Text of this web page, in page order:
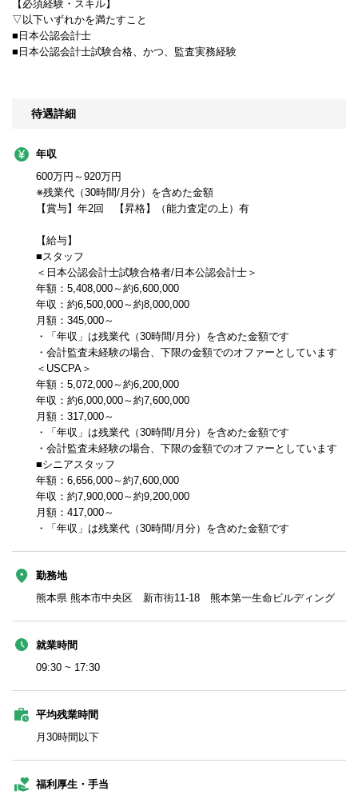
【必須経験・スキル】
▽以下いずれかを満たすこと
■日本公認会計士
■日本公認会計士試験合格、かつ、監査実務経験
待遇詳細
年収
600万円～920万円
※残業代（30時間/月分）を含めた金額
【賞与】年2回 【昇格】（能力査定の上）有
【給与】
■スタッフ
＜日本公認会計士試験合格者/日本公認会計士＞
年額：5,408,000～約6,600,000
年収：約6,500,000～約8,000,000
月額：345,000～
・「年収」は残業代（30時間/月分）を含めた金額です
・会計監査未経験の場合、下限の金額でのオファーとしています
＜USCPA＞
年額：5,072,000～約6,200,000
年収：約6,000,000～約7,600,000
月額：317,000～
・「年収」は残業代（30時間/月分）を含めた金額です
・会計監査未経験の場合、下限の金額でのオファーとしています
■シニアスタッフ
年額：6,656,000～約7,600,000
年収：約7,900,000～約9,200,000
月額：417,000～
・「年収」は残業代（30時間/月分）を含めた金額です
勤務地
熊本県 熊本市中央区 新市街11-18 熊本第一生命ビルディング
就業時間
09:30 ~ 17:30
平均残業時間
月30時間以下
福利厚生・手当